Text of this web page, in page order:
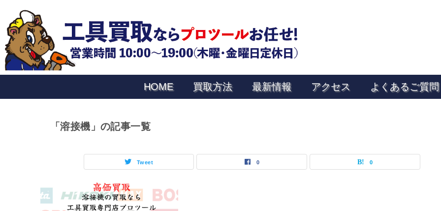
HOME 買取方法 最新情報 アクセス よくあるご質問
「溶接機」の記事一覧
Tweet 0 0